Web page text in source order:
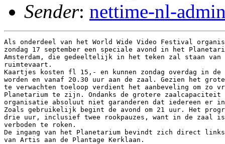
Sender: nettime-nl-
Als onderdeel van het World Wide Video Festival
zondag 17 september een speciale avond in het
Amsterdam, die gedeeltelijk in het teken zal staan van
ruimtevaart.
Kaartjes kosten fl 15,- en kunnen zondag overdag in de
worden en vanaf 20.30 uur aan de zaal. Gezien het
te verwachten toeloop verdient het aanbeveling om zo
Planetarium te zijn. Ondanks de grotere zaalcapaciteit
organisatie absoluut niet garanderen dat iedereen er
Zoals gebruikelijk begint de avond om 21 uur. Het
drie uur, inclusief twee rookpauzes, want in de zaal
verboden te roken.
De ingang van het Planetarium bevindt zich direct links
van Artis aan de Plantage Kerklaan.